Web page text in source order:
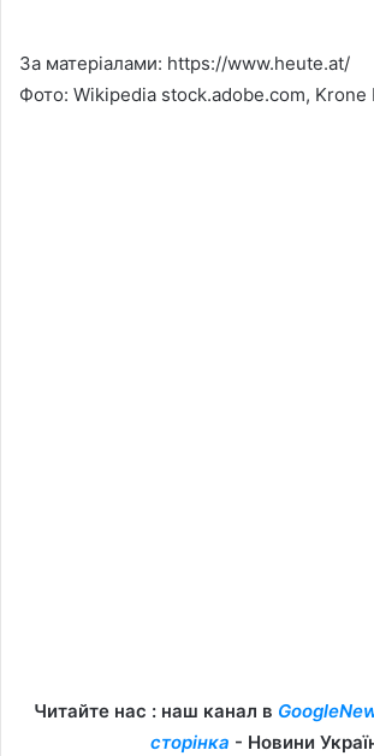
За матеріалами: https://www.heute.at/
Фото: Wikipedia stock.adobe.com, Krone
Читайте нас : наш канал в
сторінка - Новини